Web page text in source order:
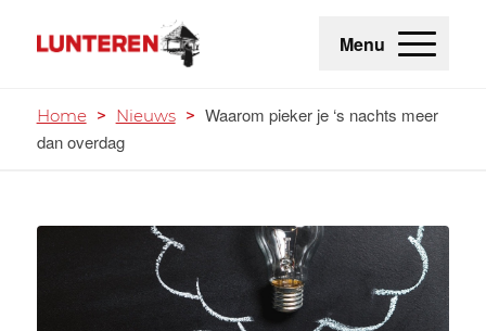
Menu
Home > Nieuws > Waarom pieker je ‘s nachts meer
dan overdag